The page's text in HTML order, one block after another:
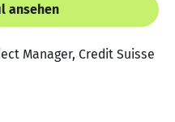
ansehen
Manager, Credit Suisse